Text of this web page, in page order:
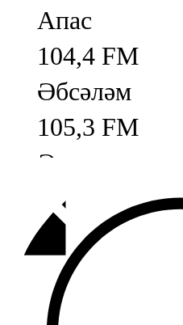
Апас
104,4 FM
Әбсәләм
105,3 FM
Әлмәт
92,9 FM
Базарлы матак
107,1 FM
Балык бистәсе